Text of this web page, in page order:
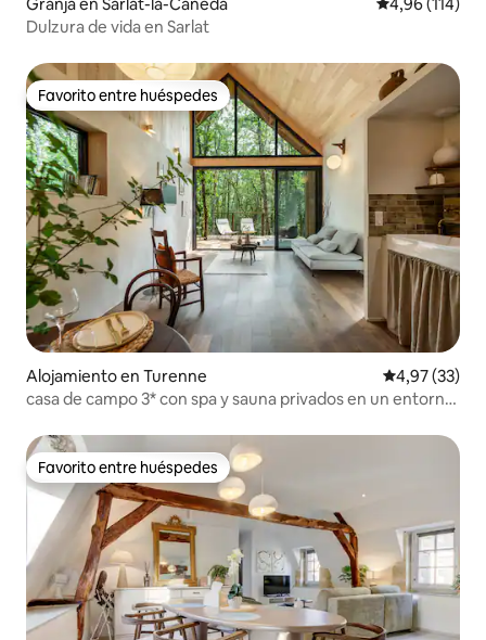
Dulzura de vida en Sarlat
Favorito entre huéspedes
Favorito entre huéspedes
Alojamiento en Turenne Calificación
4,97 (33)
casa de campo 3* con spa y sauna privados en un entorno
Favorito entre huéspedes
Favorito entre huéspedes